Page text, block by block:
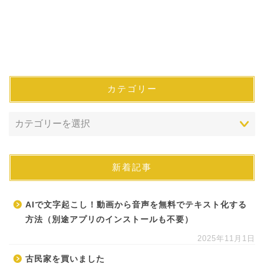
カテゴリー
新着記事
AIで文字起こし！動画から音声を無料でテキスト化する
方法（別途アプリのインストールも不要）
2025年11月1日
古民家を買いました